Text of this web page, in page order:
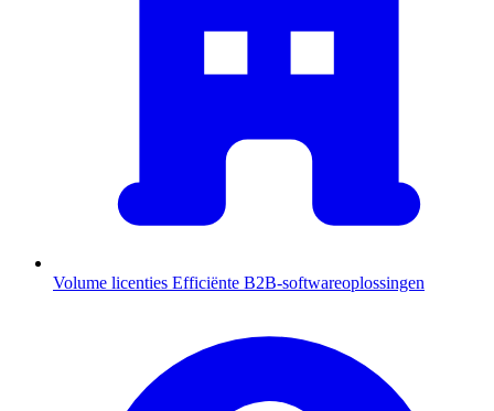
Volume licenties Efficiënte B2B-softwareoplossingen